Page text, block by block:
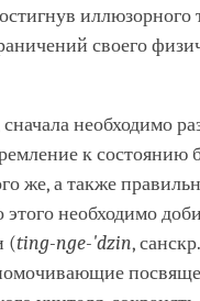
иллюзорного
своего
необходимо
к состоянию
же, а также
необходимо
(ting-nge-'dzin, санскр.